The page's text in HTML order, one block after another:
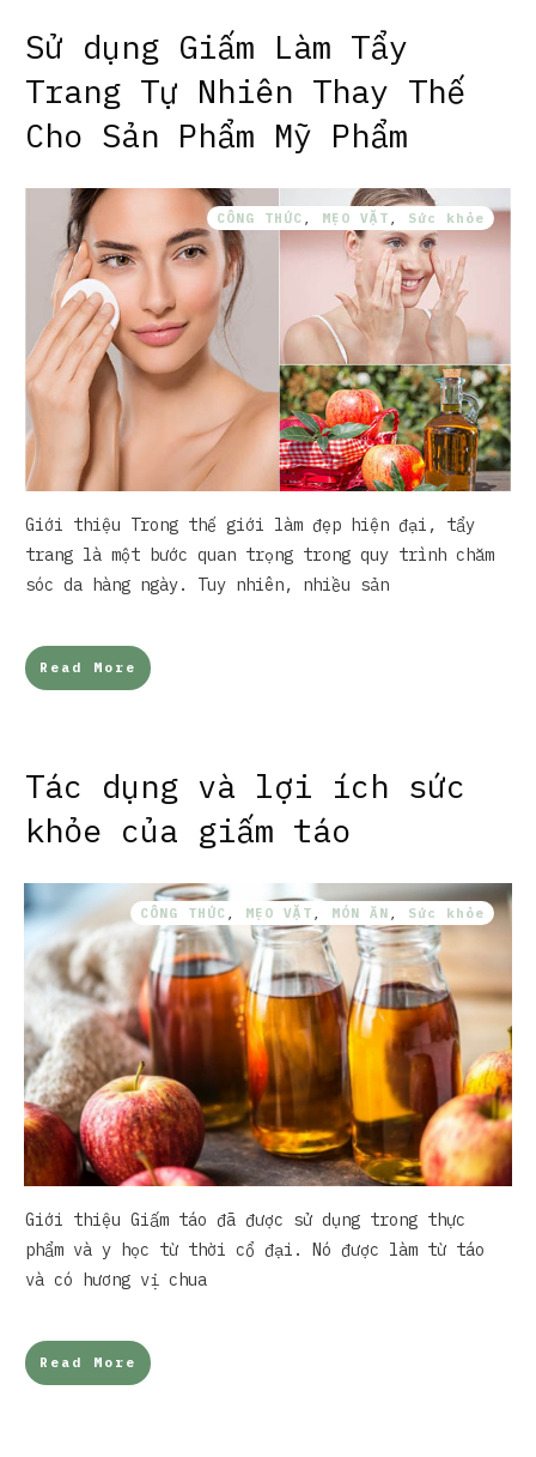
Sử dụng Giấm Làm Tẩy
Trang Tự Nhiên Thay Thế
Cho Sản Phẩm Mỹ Phẩm
CÔNG THỨC MẸO VẶT Sức khỏe
Giới thiệu Trong thế giới làm đẹp hiện đại, tẩy
trang là một bước quan trọng trong quy trình chăm
sóc da hàng ngày. Tuy nhiên, nhiều sản
Read More
Tác dụng và lợi ích sức
khỏe của giấm táo
CÔNG THỨC MẸO VẶT MÓN ĂN Sức khỏe
Giới thiệu Giấm táo đã được sử dụng trong thực
phẩm và y học từ thời cổ đại. Nó được làm từ táo
và có hương vị chua
Read More